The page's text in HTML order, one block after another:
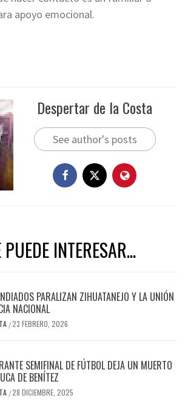
apoyo emocional.
Despertar de la Costa
See author's posts
INTERESAR...
PARALIZAN ZIHUATANEJO Y LA UNIÓN
NACIONAL
/23 FEBRERO, 2026
SEMIFINAL DE FÚTBOL DEJA UN MUERTO
DE BENÍTEZ
/28 DICIEMBRE, 2025